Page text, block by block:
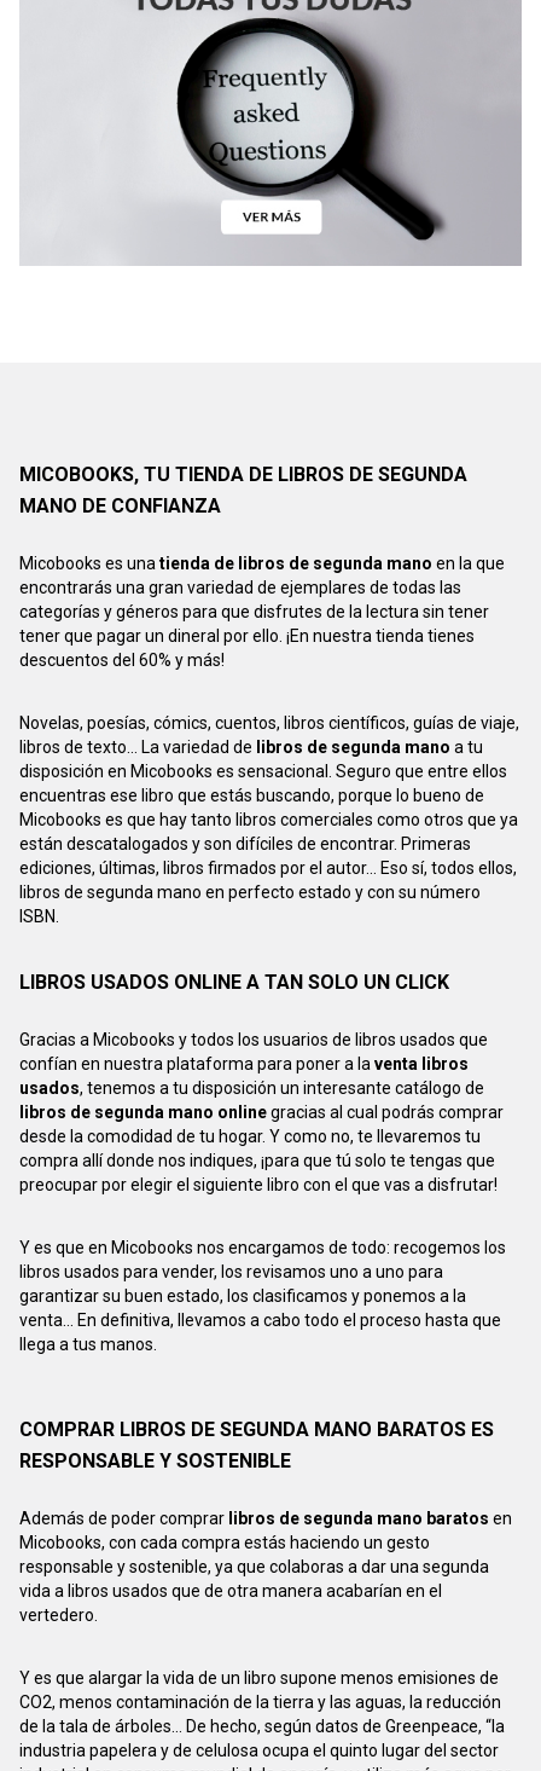
MICOBOOKS, TU TIENDA DE LIBROS DE SEGUNDA
MANO DE CONFIANZA
Micobooks es unatienda de libros de segunda mano en la que
encontrarás una gran variedad de ejemplares de todas las
categorías y géneros para que disfrutes de la lectura sin tener
tener que pagar un dineral por ello. ¡En nuestra tienda tienes
descuentos del 60% y más!
Novelas, poesías, cómics, cuentos, libros científicos, guías de viaje,
libros de texto... La variedad de libros de segunda mano a tu
disposición en Micobooks es sensacional. Seguro que entre ellos
encuentras ese libro que estás buscando, porque lo bueno de
Micobooks es que hay tanto libros comerciales como otros que ya
están descatalogados y son difíciles de encontrar. Primeras
ediciones, últimas, libros firmados por el autor... Eso sí, todos ellos,
libros de segunda mano en perfecto estado y con su número
ISBN.
LIBROS USADOS ONLINE A TAN SOLO UN CLICK
Gracias a Micobooks y todos los usuarios de libros usados que
confían en nuestra plataforma para poner a laventa libros
usados, tenemos a tu disposición un interesante catálogo de
libros de segunda mano onlinegracias al cual podrás comprar
desde la comodidad de tu hogar. Y como no, te llevaremos tu
compra allí donde nos indiques, ¡para que tú solo te tengas que
preocupar por elegir el siguiente libro con el que vas a disfrutar!
Y es que en Micobooks nos encargamos de todo: recogemos los
libros usados para vender, los revisamos uno a uno para
garantizar su buen estado, los clasificamos y ponemos a la
venta... En definitiva, llevamos a cabo todo el proceso hasta que
llega a tus manos.
COMPRAR LIBROS DE SEGUNDA MANO BARATOS ES
RESPONSABLE Y SOSTENIBLE
Además de poder comprar libros de segunda mano baratos en
Micobooks, con cada compra estás haciendo un gesto
responsable y sostenible, ya que colaboras a dar una segunda
vida a libros usados que de otra manera acabarían en el
vertedero.
Y es que alargar la vida de un libro supone menos emisiones de
CO2, menos contaminación de la tierra y las aguas, la reducción
de la tala de árboles... De hecho, según datos de Greenpeace, “la
industria papelera y de celulosa ocupa el quinto lugar del sector